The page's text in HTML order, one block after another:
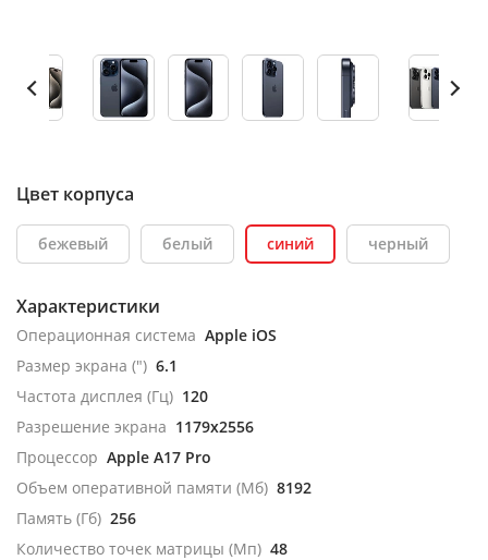
Цвет корпуса
бежевый белый синий черный
Характеристики
Операционная система Apple iOS
Размер экрана (") 6.1
Частота дисплея (Гц) 120
Разрешение экрана 1179x2556
Процессор Apple A17 Pro
Объем оперативной памяти (Мб) 8192
Память (Гб) 256
Количество точек матрицы (Мп) 48